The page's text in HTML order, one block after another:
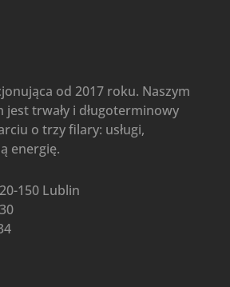
od 2017 roku. Naszym
jest trwały i długoterminowy
o trzy filary: usługi,
energię.
150 Lublin